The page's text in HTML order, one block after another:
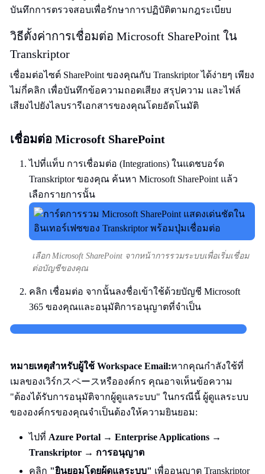
บันทึกการตรวจสอบเพื่อรักษาการปฏิบัติตามกฎระเบียบ
วิธีตั้งค่าการเชื่อมต่อ Microsoft SharePoint ใน
Transkriptor
เชื่อมต่อไซต์ SharePoint ของคุณกับ Transkriptor ได้ง่ายๆ เพียง
ไม่กี่คลิก เพื่อบันทึกข้อความถอดเสียง สรุปความ และไฟล์
เสียงไปยังไลบรารีเอกสารของคุณโดยอัตโนมัติ
เชื่อมต่อ Microsoft SharePoint
ไปที่แท็บ การเชื่อมต่อ (Integrations) ในแดชบอร์ด
Transkriptor ของคุณ ค้นหา Microsoft SharePoint แล้ว
เลือกรายการนั้น
เลือก Microsoft SharePoint จากหน้าการรวมระบบเพื่อเริ่มเชื่อม
ต่อบัญชีของคุณ
คลิก เชื่อมต่อ จากนั้นลงชื่อเข้าใช้ด้วยบัญชี Microsoft
365 ของคุณและอนุมัติการอนุญาตที่จำเป็น
หมายเหตุสำหรับผู้ใช้ Workspace Email:หากคุณกำลังใช้ที่
เมลของเวิร์กスペースหรือองค์กร คุณอาจเห็นข้อความ
"ต้องได้รับการอนุมัติจากผู้ดูแลระบบ" ในกรณีนี้ ผู้ดูแลระบบ
ขององค์กรของคุณจำเป็นต้องให้ความยินยอม:
ไปที่ Azure Portal → Enterprise Applications →
Transkriptor → การอนุญาต
คลิก "ยินยอมโดยผู้ดูแลระบบ" เพื่ออนุญาต Transkriptor